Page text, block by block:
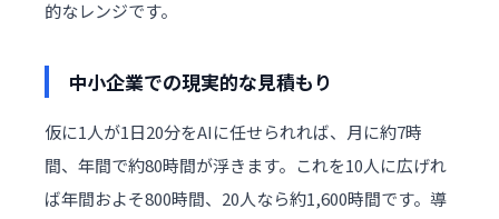
的なレンジです。
中小企業での現実的な見積もり
仮に1人が1日20分をAIに任せられれば、月に約7時
間、年間で約80時間が浮きます。これを10人に広げれ
ば年間およそ800時間、20人なら約1,600時間です。導